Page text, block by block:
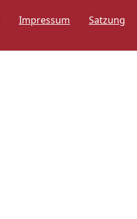
Impressum Satzung